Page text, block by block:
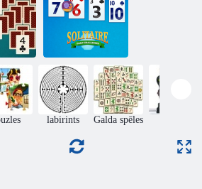
Piramīda
Klondaika
Solitārs ikdienas
izaicinājums
labirints Galda spēles